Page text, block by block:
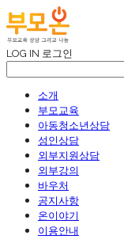
LOG IN 로그인
소개
부모교육
아동청소년상담
성인상담
외부지원상담
외부강의
바우처
공지사항
온이야기
이용안내